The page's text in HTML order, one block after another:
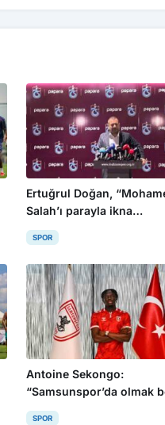
Ertuğrul Doğan,
Salah’ı parayla ikna
edemezsiniz”
SPOR
Antoine Sekongo:
“Samsunspor’da olmak
için büyük bir gurur”
SPOR